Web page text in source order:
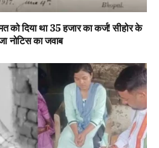
को दिया था ₹35 हजार का कर्ज! सीहोर के
नोटिस का जवाब